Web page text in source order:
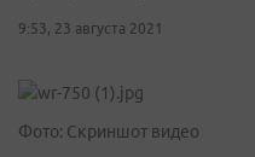
9:53, 23 августа 2021
Фото: Скриншот видео